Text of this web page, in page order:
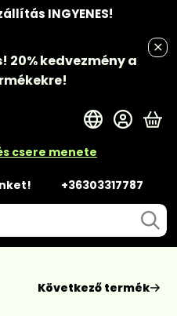
INGYENES!
20% kedvezménya
csere menete
+36303317787
A
Következő termék